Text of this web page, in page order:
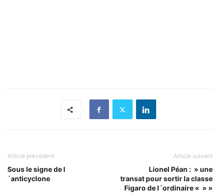
Article précédent
Sous le signe de l
´anticyclone
Article suivant
Lionel Péan : » une
transat pour sortir la classe
Figaro de l´ordinaire « » »